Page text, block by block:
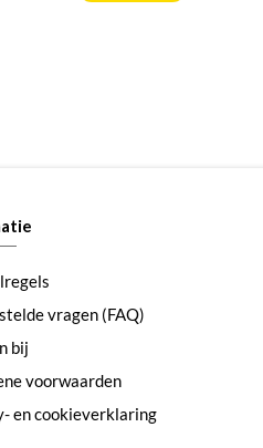
vragen (FAQ)
bij
voorwaarden
en cookieverklaring